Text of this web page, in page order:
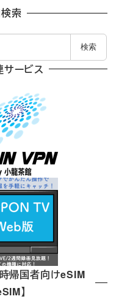
索
検索
ービス
帰国者向けeSIM
】